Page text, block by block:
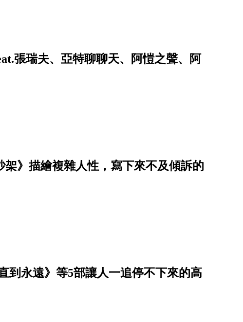
張瑞夫、亞特聊聊天、阿愷之聲、阿
》描繪複雜人性，寫下來不及傾訴的
到永遠》等5部讓人一追停不下來的高